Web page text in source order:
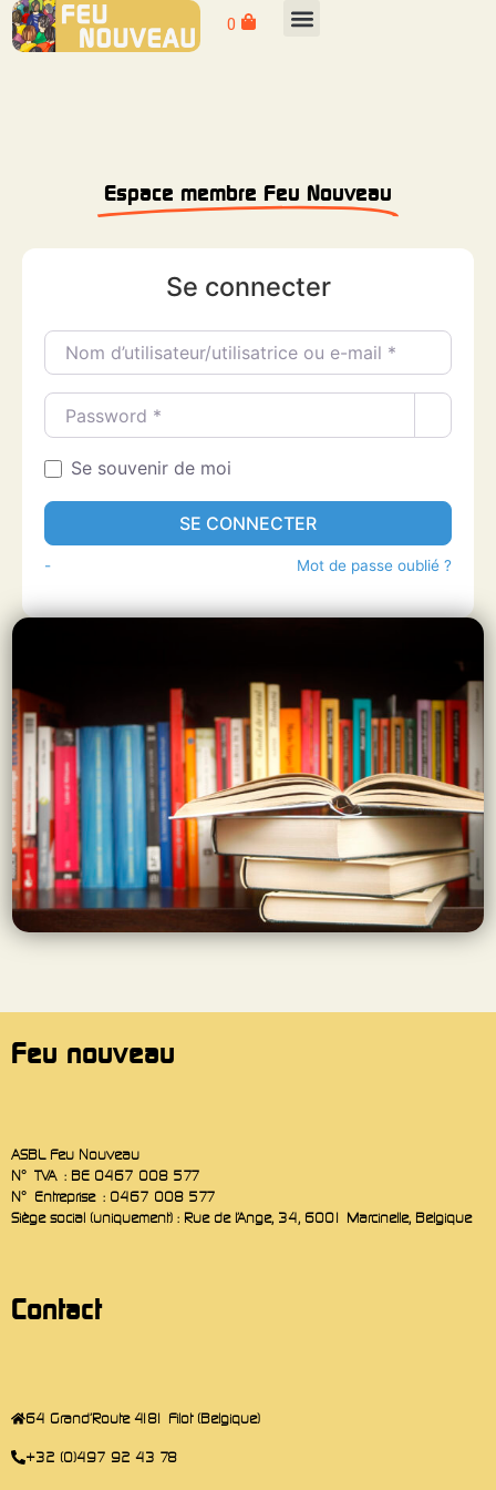
0
Espace membre Feu Nouveau
Se connecter
Nom d’utilisateur/utilisatrice ou e-mail*
Password*
Se souvenir de moi
SE CONNECTER
- Mot de passe oublié ?
Feu nouveau
ASBL Feu Nouveau
N° TVA : BE 0467 008 577
N° Entreprise : 0467 008 577
Siège social (uniquement) : Rue de l’Ange, 34, 6001 Marcinelle, Belgique
Contact
64 Grand'Route 4181 Filot (Belgique)
+32 (0)497 92 43 78